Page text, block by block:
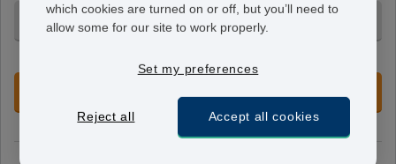
84 Tabletten - CHF 128.95
which cookies are turned on or off, but you’ll need to
allow some for our site to work properly.
Set my preferences
Reject all Accept all cookies